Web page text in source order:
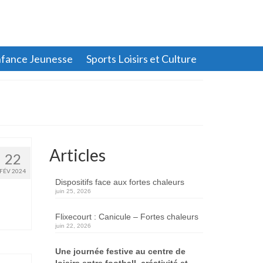
Jeunesse Sports Loisirs et Culture
22
FÉV 2024
Articles
Dispositifs face aux fortes chaleurs
juin 25, 2026
Flixecourt : Canicule – Fortes chaleurs
juin 22, 2026
Une journée festive au centre de